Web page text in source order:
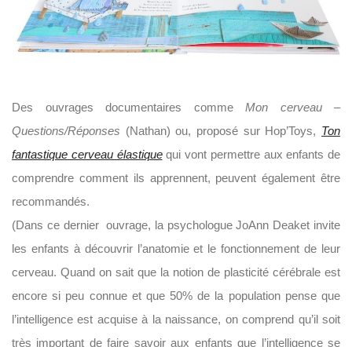
Des ouvrages documentaires comme Mon cerveau –
Questions/Réponses (Nathan) ou, proposé sur Hop’Toys, Ton
fantastique cerveau élastique qui vont permettre aux enfants de
comprendre comment ils apprennent, peuvent également être
recommandés.
(Dans ce dernier ouvrage, la psychologue JoAnn Deaket invite
les enfants à découvrir l’anatomie et le fonctionnement de leur
cerveau. Quand on sait que la notion de plasticité cérébrale est
encore si peu connue et que 50% de la population pense que
l’intelligence est acquise à la naissance, on comprend qu’il soit
très important de faire savoir aux enfants que l’intelligence se